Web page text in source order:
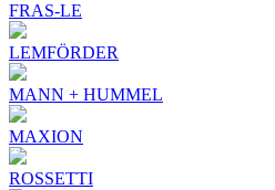
FRAS-LE
LEMFÖRDER
MANN + HUMMEL
MAXION
ROSSETTI